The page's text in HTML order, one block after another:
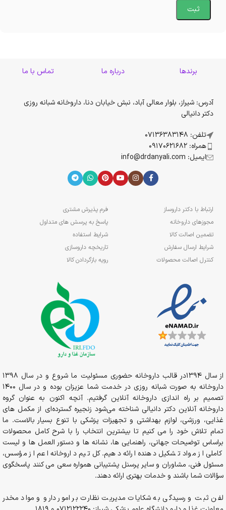
برندها درباره ما تماس با ما
آدرس: شیراز، بلوار معالی آباد، نبش خیابان دنا، داروخانه شبانه روزی
دکتر دانیالی
تلفن: 07136383148
همراه: 09170621682
ایمیل: info@drdanyali.com
ارتباط با دکتر داروساز
مجوزهای داروخانه
تضمین اصالت کالا
شرایط ارسال سفارش
کنترل اصالت محصولات
فرم پذیرش مشتری
پاسخ به پرسش های متداول
شرایط استفاده
تاریخچه داروسازی
رویه بازگردادن کالا
از سال 1394در قالب داروخانه حضوری مسئولیت ما شروع و در سال 1398
داروخانه به صورت شبانه روزی در خدمت شما عزیزان بوده و در سال 1400
تصمیم بر راه اندازی داروخانه آنلاین گرفتیم. آنچه اکنون به عنوان گروه
داروخانه آنلاین دکتر دانیالی شناخته می‌شود زنجیره گسترده‌ای از مکمل های
غذایی، ورزشی، لوازم بهداشتی و تجهیزات پزشکی با تنوع بسیار بالاست. ما
تمام تلاش خود را می کنیم تا بیشترین انتخاب را با شرح کامل محصولات
براساس توضیحات جهانی، راهنمایی ها، نشانه ها و دستور العمل ها و لیست
کاملی از مواد تشکیل دهنده ارائه دهیم. کل تیم داروخانه اعم از مؤسس،
مسئول فنی، مشاوران و سایر پرسنل پشتیبانی همواره سعی می کنند پاسخگوی
سؤالات شما باشند و خدمات بهتری ارائه دهند.
لفن ثبت و رسیدگی به شکایات مدیریت نظارت بر امور دارو و مواد مخدر